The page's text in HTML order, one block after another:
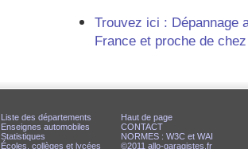
Trouvez ici : Dépannage
France et proche de
Liste des départements
Enseignes automobiles
Statistiques
Écoles, collèges et lycées
Haut de page
CONTACT
NORMES : W3C et WAI
©2011 allo-garagistes.fr